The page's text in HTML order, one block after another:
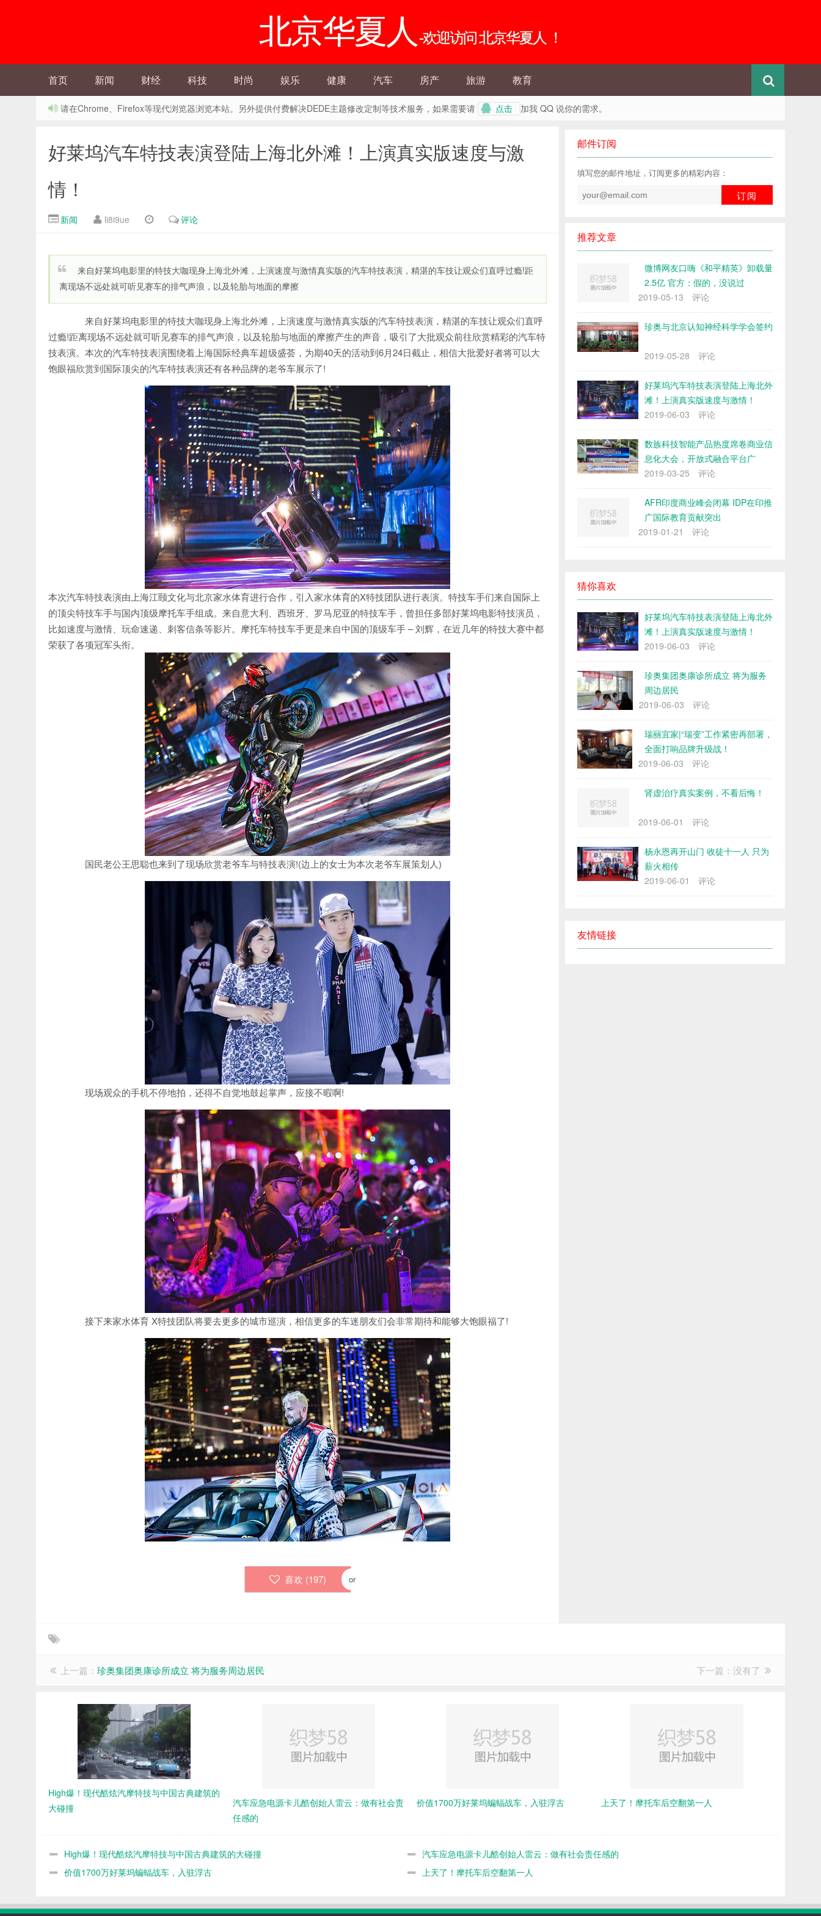
北京华夏人 -欢迎访问 北京华夏人 ！
首页 新闻 财经 科技 时尚 娱乐 健康 汽车 房产 旅游 教育
请在Chrome、Firefox等现代浏览器浏览本站。另外提供付费解决DEDE主题修改定制等技术服务，如果需要请 点击 加我 QQ 说你的需求。
好莱坞汽车特技表演登陆上海北外滩！上演真实版速度与激
情！
新闻 li8i9ue 评论
来自好莱坞电影里的特技大咖现身上海北外滩，上演速度与激情真实版的汽车特技表演，精湛的车技让观众们直呼过瘾!距
离现场不远处就可听见赛车的排气声浪，以及轮胎与地面的摩擦
来自好莱坞电影里的特技大咖现身上海北外滩，上演速度与激情真实版的汽车特技表演，精湛的车技让观众们直呼
过瘾!距离现场不远处就可听见赛车的排气声浪，以及轮胎与地面的摩擦产生的声音，吸引了大批观众前往欣赏精彩的汽车特
技表演。本次的汽车特技表演围绕着上海国际经典车超级盛荟，为期40天的活动到6月24日截止，相信大批爱好者将可以大
饱眼福欣赏到国际顶尖的汽车特技表演还有各种品牌的老爷车展示了!
本次汽车特技表演由上海江颐文化与北京家水体育进行合作，引入家水体育的X特技团队进行表演。特技车手们来自国际上
的顶尖特技车手与国内顶级摩托车手组成。来自意大利、西班牙、罗马尼亚的特技车手，曾担任多部好莱坞电影特技演员，
比如速度与激情、玩命速递、刺客信条等影片。摩托车特技车手更是来自中国的顶级车手 – 刘辉，在近几年的特技大赛中都
荣获了各项冠军头衔。
国民老公王思聪也来到了现场欣赏老爷车与特技表演!(边上的女士为本次老爷车展策划人)
现场观众的手机不停地拍，还得不自觉地鼓起掌声，应接不暇啊!
接下来家水体育 X特技团队将要去更多的城市巡演，相信更多的车迷朋友们会非常期待和能够大饱眼福了!
喜欢 (197) or
上一篇： 珍奥集团奥康诊所成立 将为服务周边居民 下一篇：没有了
High爆！现代酷炫汽摩特技与中国古典建筑的
大碰撞
汽车应急电源卡儿酷创始人雷云：做有社会责
任感的
价值1700万好莱坞蝙蝠战车，入驻浮古 上天了！摩托车后空翻第一人
High爆！现代酷炫汽摩特技与中国古典建筑的大碰撞
汽车应急电源卡儿酷创始人雷云：做有社会责任感的
价值1700万好莱坞蝙蝠战车，入驻浮古
上天了！摩托车后空翻第一人
邮件订阅
填写您的邮件地址，订阅更多的精彩内容：
推荐文章
微博网友口嗨《和平精英》卸载量
2.5亿 官方：假的，没说过
2019-05-13
评论
珍奥与北京认知神经科学学会签约
2019-05-28 评论
好莱坞汽车特技表演登陆上海北外
滩！上演真实版速度与激情！
2019-06-03
评论
数族科技智能产品热度席卷商业信
息化大会，开放式融合平台广
2019-03-25
评论
AFR印度商业峰会闭幕 IDP在印推
广国际教育贡献突出
2019-01-21
评论
猜你喜欢
好莱坞汽车特技表演登陆上海北外
滩！上演真实版速度与激情！
2019-06-03
评论
珍奥集团奥康诊所成立 将为服务
周边居民
2019-06-03
评论
瑞丽宜家|“瑞变”工作紧密再部署，
全面打响品牌升级战！
2019-06-03
评论
肾虚治疗真实案例，不看后悔！
2019-06-01 评论
杨永恩再开山门 收徒十一人 只为
薪火相传
2019-06-01
评论
友情链接